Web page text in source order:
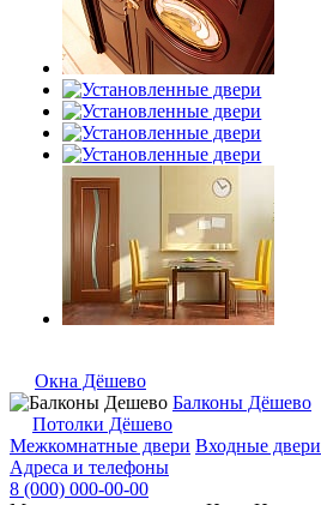
Окна Дёшево
Балконы Дёшево
Потолки Дёшево
Межкомнатные двери Входные двери
Адреса и телефоны
8 (000) 000-00-00